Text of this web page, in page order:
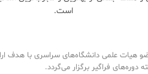
است.
علمی دانشگاه‌های سراسری با هدف
فراگیر برگزار می‌گردد.